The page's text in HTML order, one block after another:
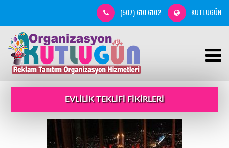
(507) 610 6102 KUTLUGÜN
EVLILIK TEKLIFI FIKIRLERI